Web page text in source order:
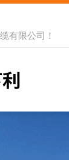
有限公司 ！